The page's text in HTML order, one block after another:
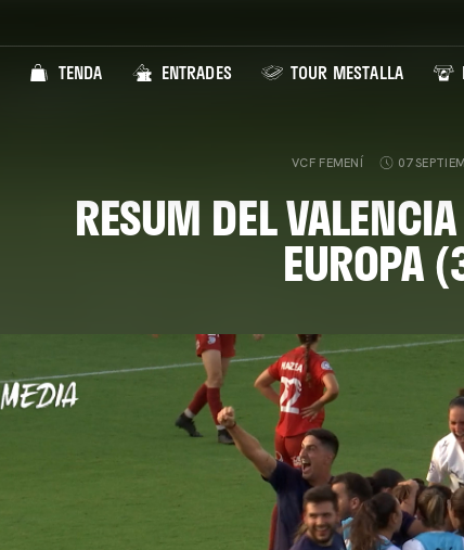
TENDA ENTRADES TOUR MESTALLA
VCF FEMENÍ 07
RESUM DEL
EUROPA